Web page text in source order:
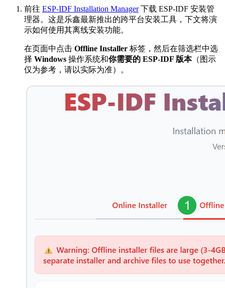
前往 ESP-IDF Installation Manager下载 ESP-IDF 安装管
理器。这是乐鑫最新推出的跨平台安装工具，下文将演
示如何使用其离线安装功能。
在页面中点击 Offline Installer 标签，然后在筛选栏中选
择 Windows 操作系统和你需要的 ESP-IDF 版本（图示
仅为参考，请以实际为准）。